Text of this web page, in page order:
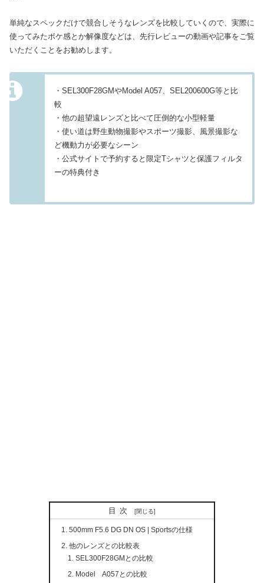
単純なスペックだけで競合しそうなレンズを比較していくので、実際に
使ってみたボケ感とか解像度などは、先行レビューの動画や記事をご覧
いただくことをお勧めします。
・SEL300F28GMやModel A057、SEL200600G等と比
較
・他の超望遠レンズと比べて圧倒的な小型軽量
・使い道は野生動物撮影やスポーツ撮影、風景撮影な
ど機動力が必要なシーン
・公式サイトで予約すると限定Tシャツと保護フィルタ
ーの特典付き
目次
500mm F5.6 DG DN OS | Sportsの仕様
他のレンズとの比較表
SEL300F28GMとの比較
Model A057との比較